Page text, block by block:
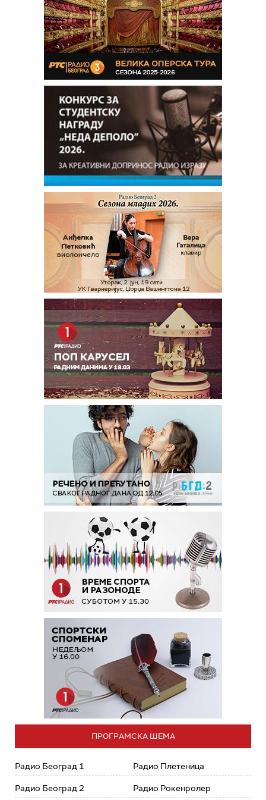
ПРОГРАМСКА ШЕМА
Радио Београд 1
Радио Београд 2
Радио Плетеница
Радио Рокенролер